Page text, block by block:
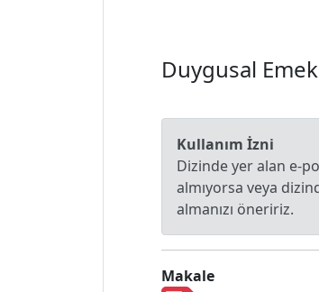
Duygusal
Kullanım İzni
Dizinde yer alan e-
almıyorsa veya
almanızı öneririz.
Makale